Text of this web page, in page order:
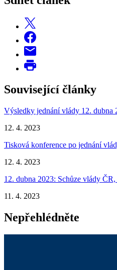
Související články
Výsledky jednání vlády 12. dubna
12. 4. 2023
Tisková konference po jednání
12. 4. 2023
12. dubna 2023: Schůze vlády
11. 4. 2023
Nepřehlédněte